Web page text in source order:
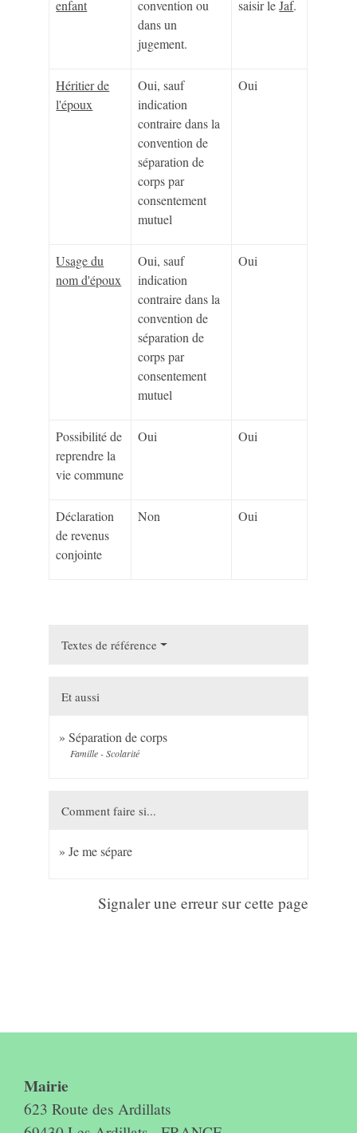
enfant
convention ou
dans un
jugement.
saisir leJaf.
Héritier de
l'époux
Oui, sauf
indication
contraire dans la
convention de
séparation de
corps par
consentement
mutuel
Oui
Usage du
nom d'époux
Oui, sauf
indication
contraire dans la
convention de
séparation de
corps par
consentement
mutuel
Oui
Possibilité de
reprendre la
vie commune
Oui Oui
Déclaration
de revenus
conjointe
Non Oui
Textes de référence
Et aussi
Séparation de corps
Famille - Scolarité
Comment faire si...
Je me sépare
Signaler une erreur sur cette page
Mairie
623 Route des Ardillats